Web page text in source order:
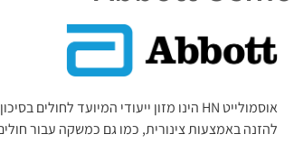
להזנה באמצעות צינורית, כמו גם כמשקה עבור